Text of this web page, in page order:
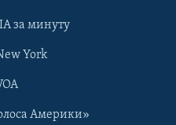
за минуту
York
Америки»